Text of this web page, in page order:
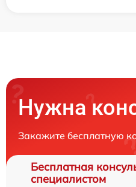
Нужна
Закажите бесплатную
Бесплатная
специалистом